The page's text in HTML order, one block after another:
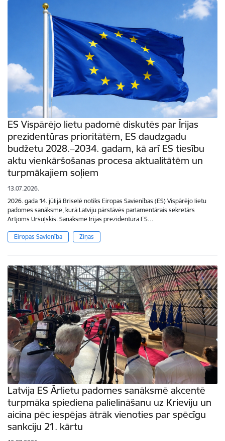
ES Vispārējo lietu padomē diskutēs par Īrijas
prezidentūras prioritātēm, ES daudzgadu
budžetu 2028.–2034. gadam, kā arī ES tiesību
aktu vienkāršošanas procesa aktualitātēm un
turpmākajiem soļiem
13.07.2026.
2026. gada 14. jūlijā Briselē notiks Eiropas Savienības (ES) Vispārējo lietu
padomes sanāksme, kurā Latviju pārstāvēs parlamentārais sekretārs
Artjoms Uršuļskis. Sanāksmē Īrijas prezidentūra ES…
Eiropas Savienība Ziņas
Latvija ES Ārlietu padomes sanāksmē akcentē
turpmāka spiediena palielināšanu uz Krieviju un
aicina pēc iespējas ātrāk vienoties par spēcīgu
sankciju 21. kārtu